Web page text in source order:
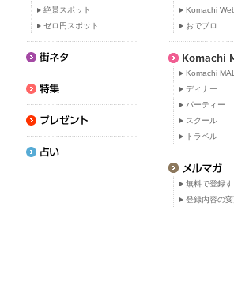
絶景スポット
ゼロ円スポット
Komachi
おでブロ
Komachi
ディナー
パーティー
スクール
トラベル
無料で登録
登録内容の